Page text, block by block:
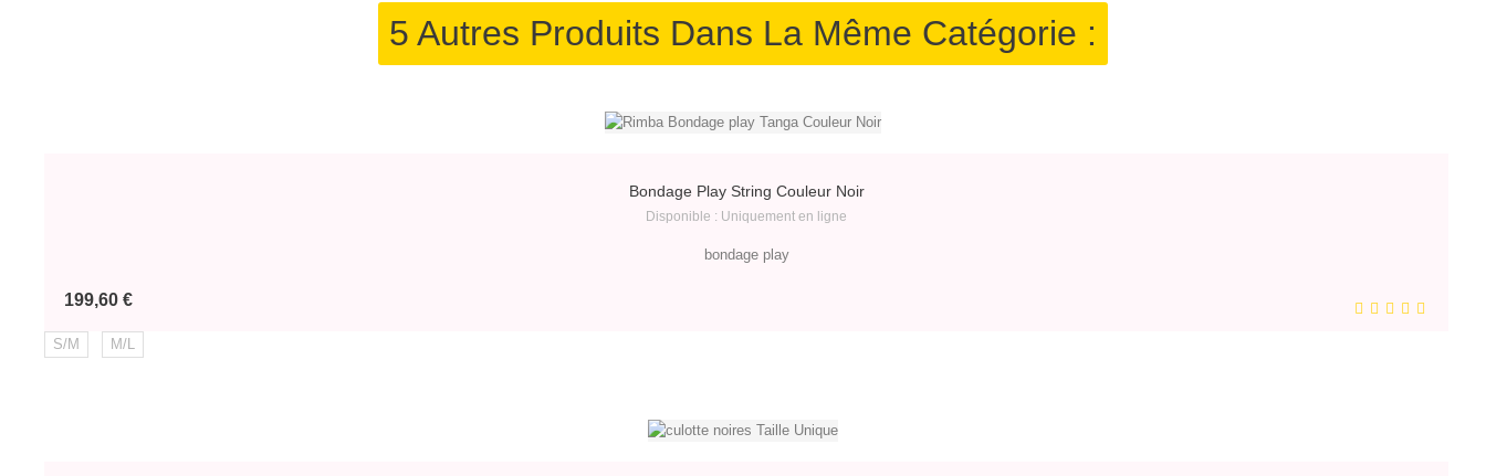
5 Autres Produits Dans La Même Catégorie :
Bondage Play String Couleur Noir
Disponible : Uniquement en ligne
bondage play
199,60 €Prix
S/M M/L